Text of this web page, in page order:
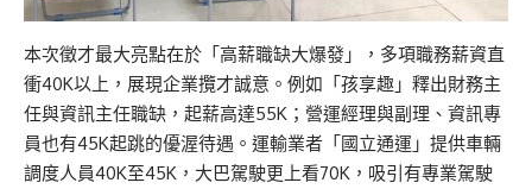
本次徵才最大亮點在於「高薪職缺大爆發」，多項職務薪資直
衝40K以上，展現企業攬才誠意。例如「孩享趣」釋出財務主
任與資訊主任職缺，起薪高達55K；營運經理與副理、資訊專
員也有45K起跳的優渥待遇。運輸業者「國立通運」提供車輛
調度人員40K至45K，大巴駕駛更上看70K，吸引有專業駕駛